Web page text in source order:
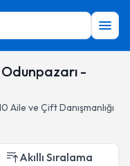
Odunpazarı -
Aile ve Çift Danışmanlığı
Akıllı Sıralama